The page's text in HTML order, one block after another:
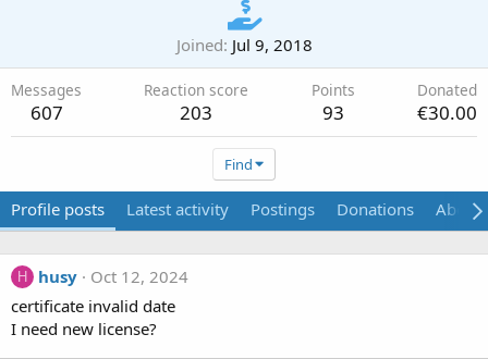
Joined Jul 9, 2018
Messages
607
Reaction score
203
Points
93
Donated
€30.00
Find
Profile posts Latest activity Postings Donations About
H husy
Oct 12, 2024
certificate invalid date
I need new license?